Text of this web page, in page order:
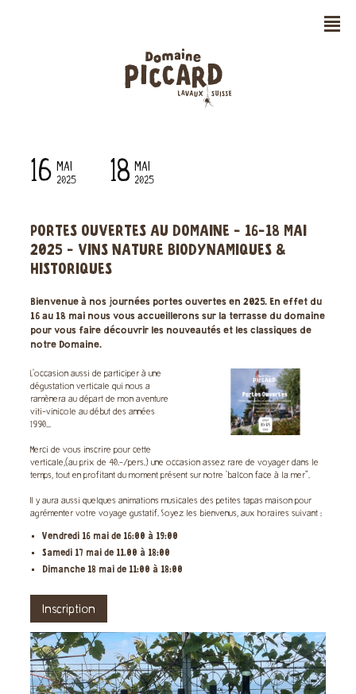
n
16 MAI
2025 18 MAI
2025
PORTES OUVERTES AU DOMAINE - 16-18 MAI
2025 - VINS NATURE BIODYNAMIQUES &
HISTORIQUES
Bienvenue à nos journées portes ouvertes en 2025. En effet du
16 au 18 mai nous vous accueillerons sur la terrasse du domaine
pour vous faire découvrir les nouveautés et les classiques de
notre Domaine.
L'occasion aussi de participer à une
dégustation verticale qui nous a
ramènera au départ de mon aventure
viti-vinicole au début des années
1990...
Merci de vous inscrire pour cette
verticale,(au prix de 40.-/pers.) une occasion assez rare de voyager dans le
temps, tout en profitant du moment présent sur notre 'balcon face à la mer".
Il y aura aussi quelques animations musicales des petites tapas maison pour
agrémenter votre voyage gustatif. Soyez les bienvenus, aux horaires suivant :
Vendredi 16 mai de 16:00 à 19:00
Samedi 17 mai de 11.00 à 18:00
Dimanche 18 mai de 11:00 à 18:00
Inscription